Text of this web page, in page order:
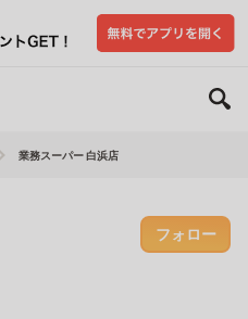
業務スーパー 白浜店
フォロー